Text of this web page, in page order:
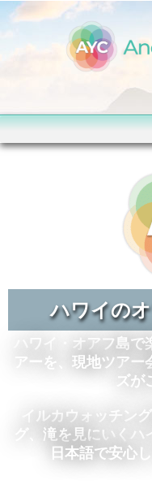
ハワイの
ハワイ・オアフ島
アーを、現地ツア
ズが
イルカウォッチン
グ、滝を見にいく
日本語で安心